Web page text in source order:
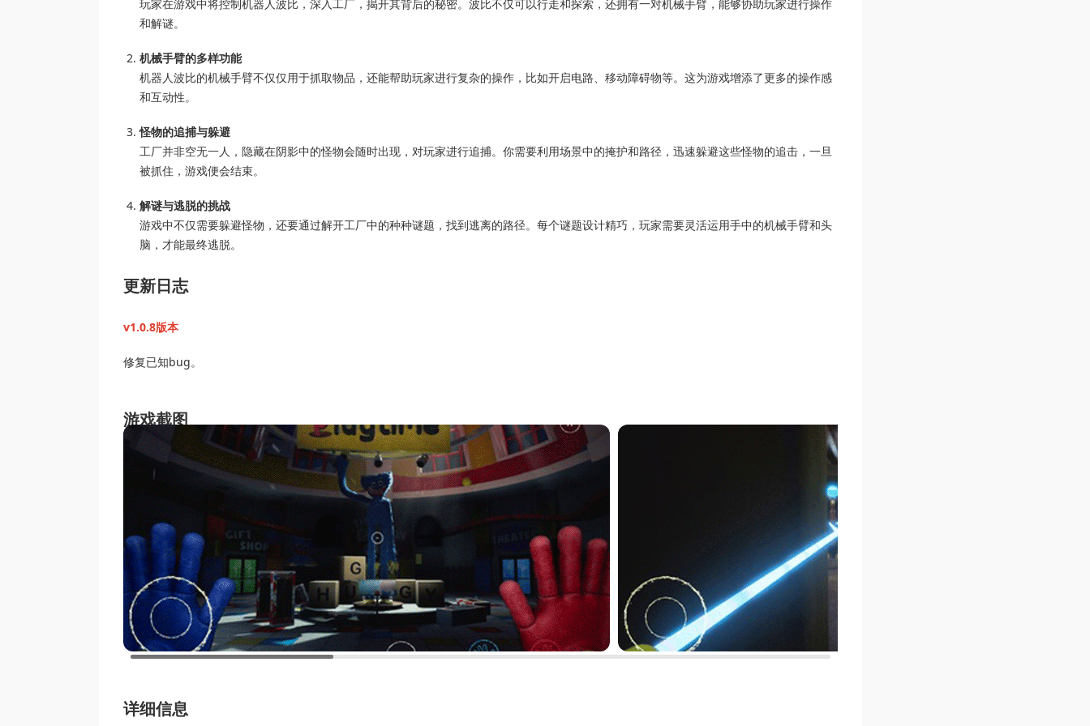
玩家在游戏中将控制机器人波比，深入工厂，揭开其背后的秘密。波比不仅可以行走和探索，还拥有一对机械手臂，能够协助玩家进行操作
和解谜。
机械手臂的多样功能
机器人波比的机械手臂不仅仅用于抓取物品，还能帮助玩家进行复杂的操作，比如开启电路、移动障碍物等。这为游戏增添了更多的操作感
和互动性。
怪物的追捕与躲避
工厂并非空无一人，隐藏在阴影中的怪物会随时出现，对玩家进行追捕。你需要利用场景中的掩护和路径，迅速躲避这些怪物的追击，一旦
被抓住，游戏便会结束。
解谜与逃脱的挑战
游戏中不仅需要躲避怪物，还要通过解开工厂中的种种谜题，找到逃离的路径。每个谜题设计精巧，玩家需要灵活运用手中的机械手臂和头
脑，才能最终逃脱。
更新日志
v1.0.8版本
修复已知bug。
游戏截图
详细信息